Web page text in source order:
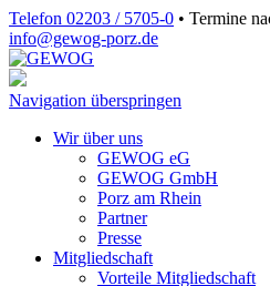
Telefon 02203 / 5705-0 • Termine
info@gewog‑porz.de
Navigation überspringen
Wir über uns
GEWOG eG
GEWOG GmbH
Porz am Rhein
Partner
Presse
Mitgliedschaft
Vorteile Mitgliedschaft